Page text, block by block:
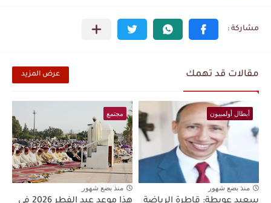
مقالات قد تهمك عرض المزيد
أبطال أولمبيون
منذ بضع شهور
مجتمع
منذ بضع شهور